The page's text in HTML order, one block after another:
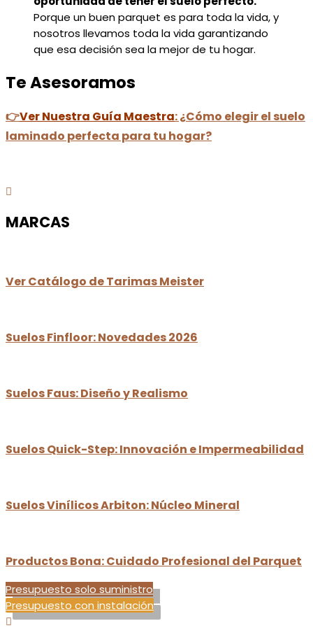
Porque un buen parquet es para toda la vida, y
nosotros llevamos toda la vida garantizando
que esa decisión sea la mejor de tu hogar.
Te Asesoramos
👉Ver Nuestra Guía Maestra:¿Cómo elegir el suelo
laminado perfecta para tu hogar?

MARCAS
Ver Catálogo de Tarimas Meister
Suelos Finfloor: Novedades 2026
Suelos Faus: Diseño y Realismo
Suelos Quick-Step: Innovación e Impermeabilidad
Suelos Vinílicos Arbiton: Núcleo Mineral
Productos Bona: Cuidado Profesional del Parquet
Presupuesto solo suministro
Presupuesto con instalación
